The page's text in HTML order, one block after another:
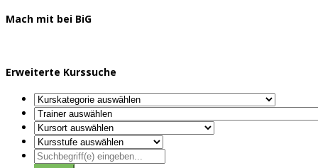
Mach mit bei BiG
Erweiterte Kurssuche